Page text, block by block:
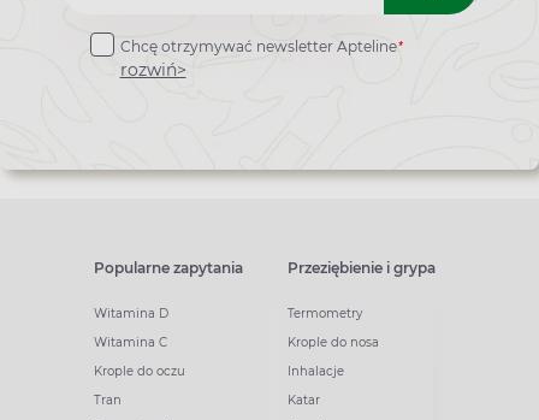
do
newslettera
Chcę otrzymywać newsletter Apteline*
rozwiń>
Popularne zapytania
Witamina D
Witamina C
Krople do oczu
Tran
Przeziębienie i grypa
Termometry
Krople do nosa
Inhalacje
Katar